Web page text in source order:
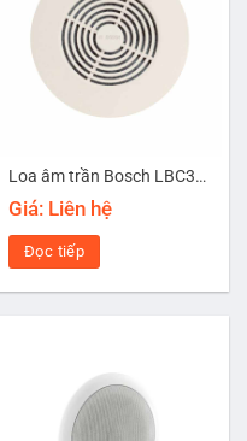
Loa âm trần Bosch LBC3950/01
Giá: Liên hệ
Đọc tiếp